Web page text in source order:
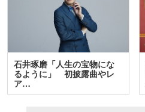
石井琢磨「人生の宝物にな
るように」 初披露曲やレ
ア…